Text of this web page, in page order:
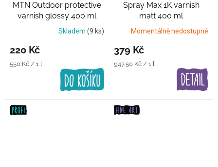
MTN Outdoor protective
varnish glossy 400 ml
Transparentní lak
Skladem (9 ks)
220 Kč
Měrná
550 Kč / 1 l
Spray Max 1K varnish
matt 400 ml
Transparentní lak
Momentálně nedostupné
379 Kč
Měrná
947,50 Kč / 1 l